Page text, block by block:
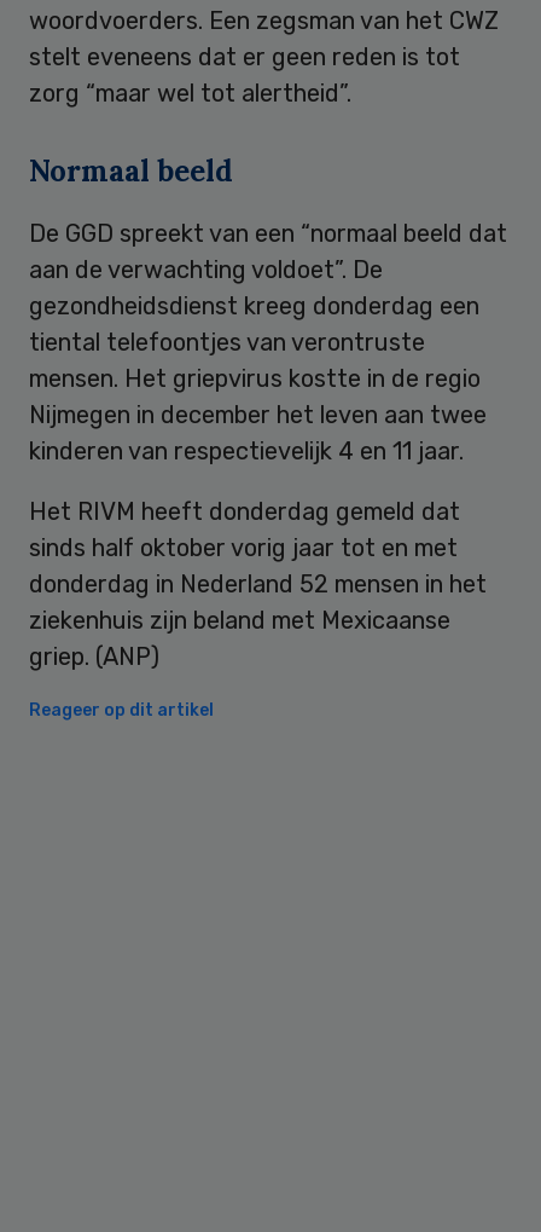
woordvoerders. Een zegsman van het CWZ
stelt eveneens dat er geen reden is tot
zorg “maar wel tot alertheid”.
Normaal beeld
De GGD spreekt van een “normaal beeld dat
aan de verwachting voldoet”. De
gezondheidsdienst kreeg donderdag een
tiental telefoontjes van verontruste
mensen. Het griepvirus kostte in de regio
Nijmegen in december het leven aan twee
kinderen van respectievelijk 4 en 11 jaar.
Het RIVM heeft donderdag gemeld dat
sinds half oktober vorig jaar tot en met
donderdag in Nederland 52 mensen in het
ziekenhuis zijn beland met Mexicaanse
griep. (ANP)
Reageer op dit artikel